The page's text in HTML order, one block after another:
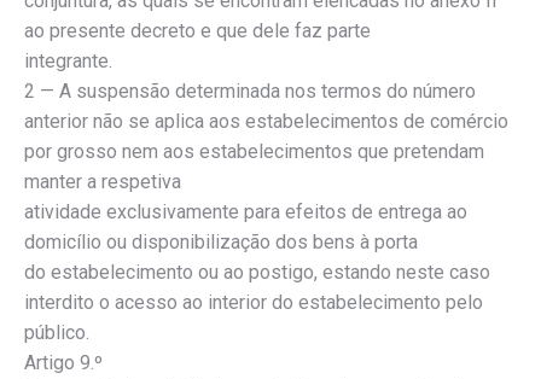
ao presente decreto e que dele faz parte
integrante.
2 — A suspensão determinada nos termos do número
anterior não se aplica aos estabelecimentos de comércio
por grosso nem aos estabelecimentos que pretendam
manter a respetiva
atividade exclusivamente para efeitos de entrega ao
domicílio ou disponibilização dos bens à porta
do estabelecimento ou ao postigo, estando neste caso
interdito o acesso ao interior do estabelecimento pelo
público.
Artigo 9.º